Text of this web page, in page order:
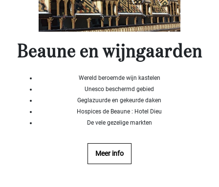
Herenhuis
Cottage
stenen
huis
MEER
Beaune en wijngaarden
Wereld beroemde wijn kastelen
Unesco beschermd gebied
Geglazuurde en gekeurde daken
Hospices de Beaune : Hotel Dieu
De vele gezelige markten
Meer info